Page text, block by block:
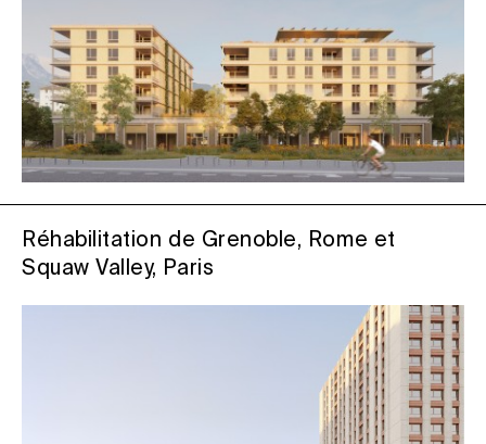
Réhabilitation de Grenoble, Rome et
Squaw Valley, Paris